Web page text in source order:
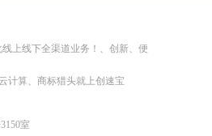
上线下全渠道业务！、创新、便
计算、商标猎头就上创速宝
室